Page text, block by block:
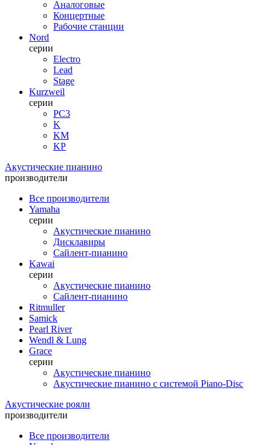
Аналоговые
Концертные
Рабочие станции
Nord
серии
Electro
Lead
Stage
Kurzweil
серии
PC3
K
KM
KP
Акустические пианино
производители
Все производители
Yamaha
серии
Акустические пианино
Дисклавиры
Сайлент-пианино
Kawai
серии
Акустические пианино
Сайлент-пианино
Ritmuller
Samick
Pearl River
Wendl & Lung
Grace
серии
Акустические пианино
Акустические пианино с системой Piano-Disc
Акустические рояли
производители
Все производители